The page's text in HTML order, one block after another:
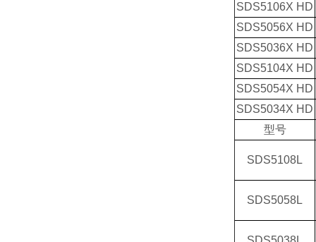
SDS5106X HD
SDS5056X HD
SDS5036X HD
SDS5104X HD
SDS5054X HD
SDS5034X HD
型号
SDS5108L
SDS5058L